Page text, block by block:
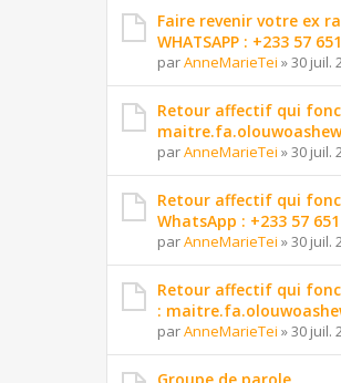
Faire revenir votre ex
WHATSAPP : +233 57
parAnneMarieTei »30 juil.
Retour affectif qui
parAnneMarieTei »30 juil.
Retour affectif qui
WhatsApp : +233 57
parAnneMarieTei »30 juil.
Retour affectif qui
:
parAnneMarieTei »30 juil.
Groupe de parole